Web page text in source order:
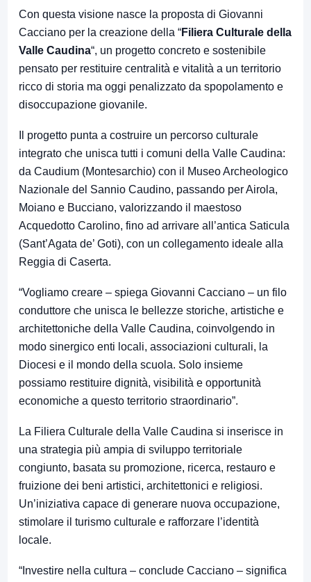
Con questa visione nasce la proposta di Giovanni
Cacciano per la creazione della “Filiera Culturale della
Valle Caudina“, un progetto concreto e sostenibile
pensato per restituire centralità e vitalità a un territorio
ricco di storia ma oggi penalizzato da spopolamento e
disoccupazione giovanile.
Il progetto punta a costruire un percorso culturale
integrato che unisca tutti i comuni della Valle Caudina:
da Caudium (Montesarchio) con il Museo Archeologico
Nazionale del Sannio Caudino, passando per Airola,
Moiano e Bucciano, valorizzando il maestoso
Acquedotto Carolino, fino ad arrivare all’antica Saticula
(Sant’Agata de’ Goti), con un collegamento ideale alla
Reggia di Caserta.
“Vogliamo creare – spiega Giovanni Cacciano – un filo
conduttore che unisca le bellezze storiche, artistiche e
architettoniche della Valle Caudina, coinvolgendo in
modo sinergico enti locali, associazioni culturali, la
Diocesi e il mondo della scuola. Solo insieme
possiamo restituire dignità, visibilità e opportunità
economiche a questo territorio straordinario”.
La Filiera Culturale della Valle Caudina si inserisce in
una strategia più ampia di sviluppo territoriale
congiunto, basata su promozione, ricerca, restauro e
fruizione dei beni artistici, architettonici e religiosi.
Un’iniziativa capace di generare nuova occupazione,
stimolare il turismo culturale e rafforzare l’identità
locale.
“Investire nella cultura – conclude Cacciano – significa